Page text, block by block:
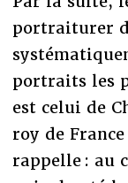
portraiturer
portraits les
est celui de
roy de
rappelle : au